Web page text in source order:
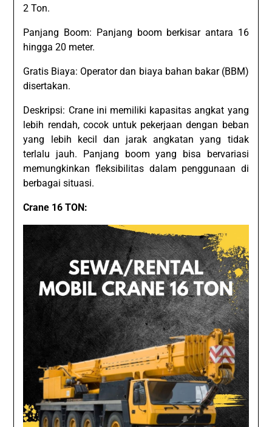
2 Ton.
Panjang Boom: Panjang boom berkisar antara 16
hingga 20 meter.
Gratis Biaya: Operator dan biaya bahan bakar (BBM)
disertakan.
Deskripsi: Crane ini memiliki kapasitas angkat yang
lebih rendah, cocok untuk pekerjaan dengan beban
yang lebih kecil dan jarak angkatan yang tidak
terlalu jauh. Panjang boom yang bisa bervariasi
memungkinkan fleksibilitas dalam penggunaan di
berbagai situasi.
Crane 16 TON: